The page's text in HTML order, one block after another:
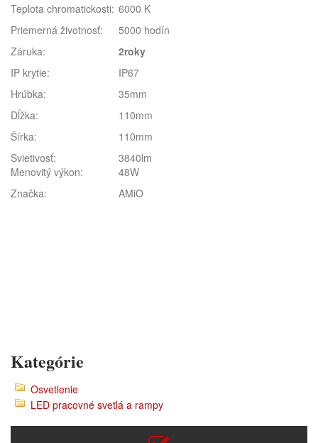
Teplota chromatickosti: 6000 K
Priemerná životnosť:
5000 hodín
Záruka:
2roky
IP krytie:
IP67
Hrúbka:
35mm
Dĺžka:
110mm
Šírka:
110mm
Svietivosť:
3840lm
Menovitý výkon:
48W
Značka:
AMiO
Kategórie
Osvetlenie
LED pracovné svetlá a rampy